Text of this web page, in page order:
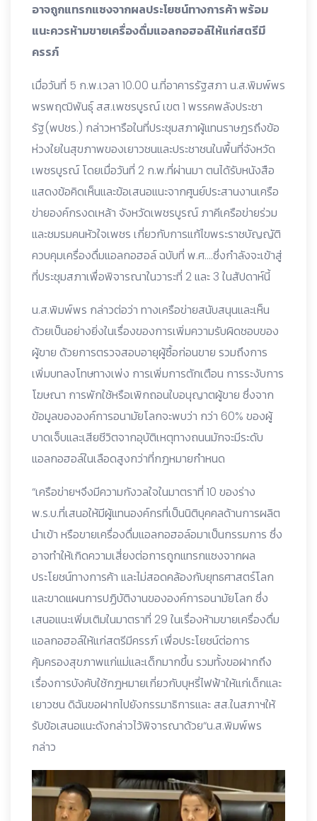
อาจถูกแทรกแซงจากผลประโยชน์ทางการค้า พร้อม
แนะควรห้ามขายเครื่องดื่มแอลกอฮอล์ให้แก่สตรีมี
ครรภ์
เมื่อวันที่ 5 ก.พ.เวลา 10.00 น.ที่อาคารรัฐสภา น.ส.พิมพ์พร
พรพฤฒิพันธุ์ สส.เพชรบูรณ์ เขต 1 พรรคพลังประชา
รัฐ(พปชร.) กล่าวหารือในที่ประชุมสภาผู้แทนราษฎรถึงข้อ
ห่วงใยในสุขภาพของเยาวชนและประชาชนในพื้นที่จังหวัด
เพชรบูรณ์ โดยเมื่อวันที่ 2 ก.พ.ที่ผ่านมา ตนได้รับหนังสือ
แสดงข้อคิดเห็นและข้อเสนอแนะจากศูนย์ประสานงานเครือ
ข่ายองค์กรงดเหล้า จังหวัดเพชรบูรณ์ ภาคีเครือข่ายร่วม
และชมรมคนหัวใจเพชร เกี่ยวกับการแก้ไขพระราชบัญญัติ
ควบคุมเครื่องดื่มแอลกอฮอล์ ฉบับที่ พ.ศ….ซึ่งกำลังจะเข้าสู่
ที่ประชุมสภาเพื่อพิจารณาในวาระที่ 2 และ 3 ในสัปดาห์นี้
น.ส.พิมพ์พร กล่าวต่อว่า ทางเครือข่ายสนับสนุนและเห็น
ด้วยเป็นอย่างยิ่งในเรื่องของการเพิ่มความรับผิดชอบของ
ผู้ขาย ด้วยการตรวจสอบอายุผู้ซื้อก่อนขาย รวมถึงการ
เพิ่มบทลงโทษทางเพ่ง การเพิ่มการตักเตือน การระงับการ
โฆษณา การพักใช้หรือเพิกถอนใบอนุญาตผู้ขาย ซึ่งจาก
ข้อมูลขององค์การอนามัยโลกจะพบว่า กว่า 60% ของผู้
บาดเจ็บและเสียชีวิตจากอุบัติเหตุทางถนนมักจะมีระดับ
แอลกอฮอล์ในเลือดสูงกว่าที่กฎหมายกำหนด
“เครือข่ายฯจึงมีความกังวลใจในมาตราที่ 10 ของร่าง
พ.ร.บ.ที่เสนอให้มีผู้แทนองค์กรที่เป็นนิติบุคคลด้านการผลิต
นำเข้า หรือขายเครื่องดื่มแอลกอฮอล์อมาเป็นกรรมการ ซึ่ง
อาจทำให้เกิดความเสี่ยงต่อการถูกแทรกแซงจากผล
ประโยชน์ทางการค้า และไม่สอดคล้องกับยุทธศาสตร์โลก
และขาดแผนการปฏิบัติงานขององค์การอนามัยโลก ซึ่ง
เสนอแนะเพิ่มเติมในมาตราที่ 29 ในเรื่องห้ามขายเครื่องดื่ม
แอลกอฮอล์ให้แก่สตรีมีครรภ์ เพื่อประโยชน์ต่อการ
คุ้มครองสุขภาพแก่แม่และเด็กมากขึ้น รวมทั้งขอฝากถึง
เรื่องการบังคับใช้กฎหมายเกี่ยวกับบุหรี่ไฟฟ้าให้แก่เด็กและ
เยาวชน ดิฉันขอฝากไปยังกรรมาธิการและ สส.ในสภาฯให้
รับข้อเสนอแนะดังกล่าวไว้พิจารณาด้วย“น.ส.พิมพ์พร
กล่าว